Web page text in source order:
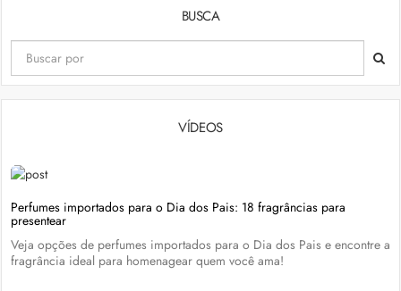
BUSCA
VÍDEOS
Perfumes importados para o Dia dos Pais: 18 fragrâncias para
presentear
Veja opções de perfumes importados para o Dia dos Pais e encontre a
fragrância ideal para homenagear quem você ama!